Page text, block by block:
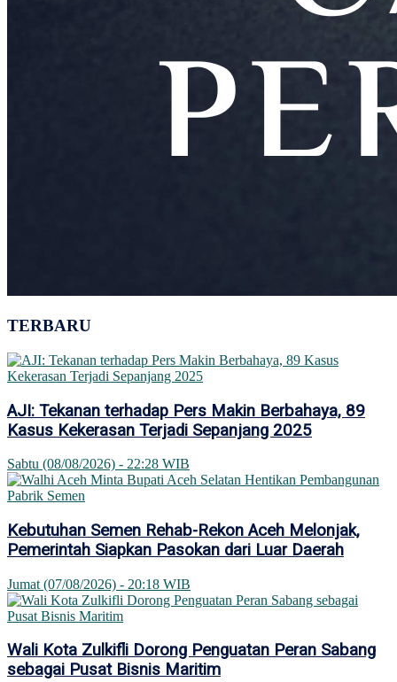
TERBARU
AJI: Tekanan terhadap Pers Makin Berbahaya, 89
Kasus Kekerasan Terjadi Sepanjang 2025
Sabtu (08/08/2026) - 22:28 WIB
Kebutuhan Semen Rehab-Rekon Aceh Melonjak,
Pemerintah Siapkan Pasokan dari Luar Daerah
Jumat (07/08/2026) - 20:18 WIB
Wali Kota Zulkifli Dorong Penguatan Peran Sabang
sebagai Pusat Bisnis Maritim